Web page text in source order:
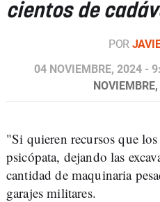
cientos de
POR
04 NOVIEMBRE, 2024 -
"Si quieren recursos que
psicópata, dejando las
cantidad de maquinaria
garajes militares.